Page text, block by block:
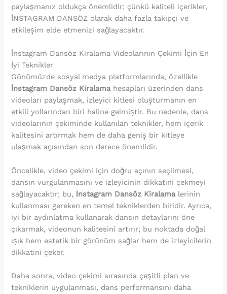
paylaşmanız oldukça önemlidir; çünkü kaliteli içerikler,
İNSTAGRAM DANSÖZ olarak daha fazla takipçi ve
etkileşim elde etmenizi sağlayacaktır.
İnstagram Dansöz Kiralama Videolarının Çekimi İçin En
İyi Teknikler
Günümüzde sosyal medya platformlarında, özellikle
İnstagram Dansöz Kiralamahesapları üzerinden dans
videoları paylaşmak, izleyici kitlesi oluşturmanın en
etkili yollarından biri haline gelmiştir. Bu nedenle, dans
videolarının çekiminde kullanılan teknikler, hem içerik
kalitesini artırmak hem de daha geniş bir kitleye
ulaşmak açısından son derece önemlidir.
Öncelikle, video çekimi için doğru açının seçilmesi,
dansın vurgulanmasını ve izleyicinin dikkatini çekmeyi
sağlayacaktır; bu, İnstagram Dansöz Kiralamalerinin
kullanması gereken en temel tekniklerden biridir. Ayrıca,
iyi bir aydınlatma kullanarak dansın detaylarını öne
çıkarmak, videonun kalitesini artırır; bu noktada doğal
ışık hem estetik bir görünüm sağlar hem de izleyicilerin
dikkatini çeker.
Daha sonra, video çekimi sırasında çeşitli plan ve
tekniklerin uygulanması, dans performansını daha